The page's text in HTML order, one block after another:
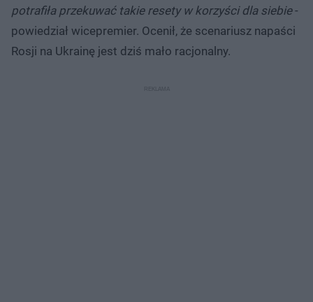
potrafiła przekuwać takie resety w korzyści dla siebie-
powiedział wicepremier. Ocenił, że scenariusz napaści
Rosji na Ukrainę jest dziś mało racjonalny.